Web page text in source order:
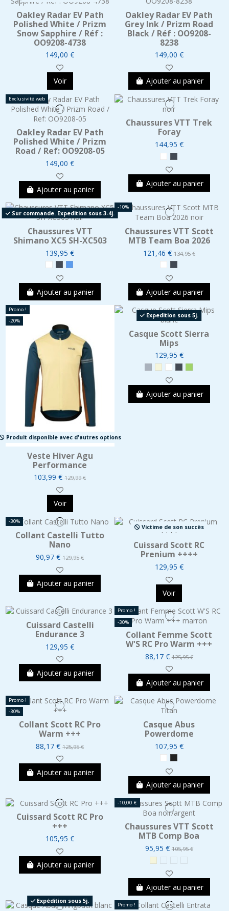
Oakley Radar EV Path
Polished White / Prizm
Snow Sapphire / Réf :
OO9208-4738
149,00 €
Voir
Oakley Radar EV Path
Grey Ink / Prizm Road
Black / Réf : OO9208-
8238
149,00 €
Ajouter au panier
Exclusivité web
Oakley Radar EV Path
Polished White / Prizm
Road / Ref: OO9208-05
149,00 €
Ajouter au panier
Chaussures VTT Trek
Foray
144,95 €
Ajouter au panier
Sur commande. Expedition sous 3-4j.
Chaussures VTT
Shimano XC5 SH-XC503
139,95 €
Ajouter au panier
-10%
Chaussures VTT Scott
MTB Team Boa 2026
121,46 €134,95 €
Ajouter au panier
Promo !
-20%
Produit disponible avec d'autres options
Veste Hiver Agu
Performance
103,99 €129,99 €
Voir
Expedition sous 5j.
Casque Scott Sierra
Mips
129,95 €
Ajouter au panier
-30%
Collant Castelli Tutto
Nano
90,97 €129,95 €
Ajouter au panier
Victime de son succès
Cuissard Scott RC
Prenium ++++
129,95 €
Voir
Cuissard Castelli
Endurance 3
129,95 €
Ajouter au panier
Promo !
-30%
Collant Femme Scott
W'S RC Pro Warm +++
88,17 €125,95 €
Ajouter au panier
Promo !
-30%
Collant Scott RC Pro
Warm +++
88,17 €125,95 €
Ajouter au panier
Casque Abus
Powerdome
107,95 €
Ajouter au panier
Cuissard Scott RC Pro
+++
105,95 €
Ajouter au panier
-10,00 €
Chaussures VTT Scott
MTB Comp Boa
95,95 €105,95 €
Ajouter au panier
Expédition sous 5j.
Promo !